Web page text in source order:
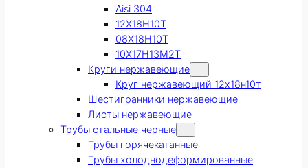
Aisi 304
12Х18Н10Т
08Х18Н10Т
10Х17Н13М2Т
Круги нержавеющие
Круг нержавеющий 12х18н10т
Шестигранники нержавеющие
Листы нержавеющие
Трубы стальные черные
Трубы горячекатанные
Трубы холоднодеформированные